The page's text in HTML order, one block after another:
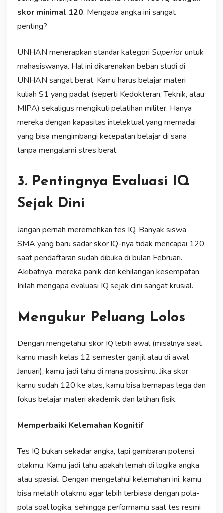
skor minimal 120. Mengapa angka ini sangat
penting?
UNHAN menerapkan standar kategori Superioruntuk
mahasiswanya. Hal ini dikarenakan beban studi di
UNHAN sangat berat. Kamu harus belajar materi
kuliah S1 yang padat (seperti Kedokteran, Teknik, atau
MIPA) sekaligus mengikuti pelatihan militer. Hanya
mereka dengan kapasitas intelektual yang memadai
yang bisa mengimbangi kecepatan belajar di sana
tanpa mengalami stres berat.
3. Pentingnya Evaluasi IQ
Sejak Dini
Jangan pernah meremehkan tes IQ. Banyak siswa
SMA yang baru sadar skor IQ-nya tidak mencapai 120
saat pendaftaran sudah dibuka di bulan Februari.
Akibatnya, mereka panik dan kehilangan kesempatan.
Inilah mengapa evaluasi IQ sejak dini sangat krusial.
Mengukur Peluang Lolos
Dengan mengetahui skor IQ lebih awal (misalnya saat
kamu masih kelas 12 semester ganjil atau di awal
Januari), kamu jadi tahu di mana posisimu. Jika skor
kamu sudah 120 ke atas, kamu bisa bernapas lega dan
fokus belajar materi akademik dan latihan fisik.
Memperbaiki Kelemahan Kognitif
Tes IQ bukan sekadar angka, tapi gambaran potensi
otakmu. Kamu jadi tahu apakah lemah di logika angka
atau spasial. Dengan mengetahui kelemahan ini, kamu
bisa melatih otakmu agar lebih terbiasa dengan pola-
pola soal logika, sehingga performamu saat tes resmi